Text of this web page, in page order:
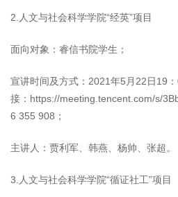
2.人文与社会科学学院“经英”项目
面向对象：睿信书院学生；
宣讲时间及方式：2021年5月22日19
接：https://meeting.tencent.com/s/
6 355 908；
主讲人：贾利军、韩燕、杨帅、张超。
3.人文与社会科学学院“循证社工”项目